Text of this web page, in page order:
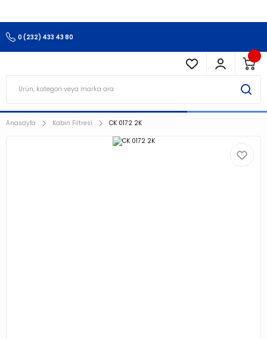
0 (232) 433 43 80
Anasayfa Kabin Filtresi CK 0172 2K